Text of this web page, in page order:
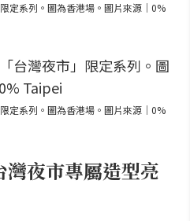
定系列。圖為香港場。圖片來源｜0%
定系列。圖為香港場。圖片來源｜0%
夜市專屬造型亮